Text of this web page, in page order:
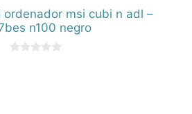
ordenador msi cubi n adl –
n100 negro